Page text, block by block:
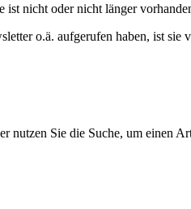
ist nicht oder nicht länger
o.ä. aufgerufen haben, ist sie
nutzen Sie die Suche, um einen